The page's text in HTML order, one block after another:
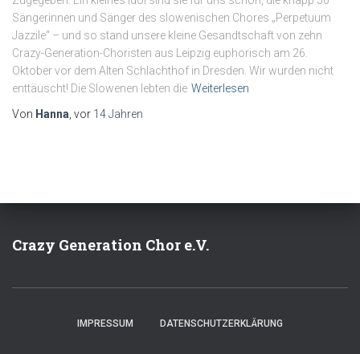
Sängerinnen und Sänger des slowenischen Chores „Perpetuum
Jazzile“ – und so stand unsere kleine Gesandtschaft von zehn
Crazy-Generation-Choristen aus Leipzig euphorisch am 26.
Oktober vor dem Alten Schlachthof in Dresden. Wir wurden nicht
enttäuscht! Die Slowenen lebten die Weiterlesen
Von Hanna , vor 14 Jahren
Crazy Generation Chor e.V.
IMPRESSUM DATENSCHUTZERKLÄRUNG